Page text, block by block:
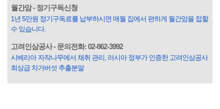
입힌다는 것입니다. 미꾸라지 한 마리가 시냇물을 흐린다는
옛말이 그저 허투루 생기지는 않은 듯합니다. 대부분의 사람
들은 열심히 살아갑니다. 그렇다고 97%의 사람들이 모두 착
월간암 - 정기구독신청
1년 5만원 정기구독료를 납부하시면 매월 집에서 편하게 월간암을 접할
수 있습니다.
고려인삼공사 - 문의전화: 02-862-3992
시베리아 자작나무에서 채취 관리, 러시아 정부가 인증한 고려인삼공사
최상급 차가버섯 추출분말